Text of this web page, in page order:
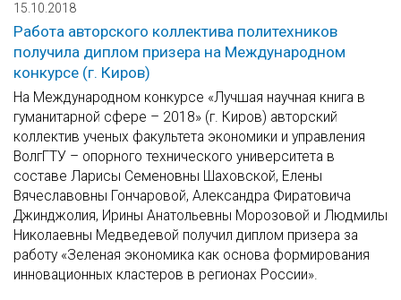
15.10.2018
Работа авторского коллектива политехников
получила диплом призера на Международном
конкурсе (г. Киров)
На Международном конкурсе «Лучшая научная книга в
гуманитарной сфере – 2018» (г. Киров) авторский
коллектив ученых факультета экономики и управления
ВолгГТУ – опорного технического университета в
составе Ларисы Семеновны Шаховской, Елены
Вячеславовны Гончаровой, Александра Фиратовича
Джинджолия, Ирины Анатольевны Морозовой и Людмилы
Николаевны Медведевой получил диплом призера за
работу «Зеленая экономика как основа формирования
инновационных кластеров в регионах России».